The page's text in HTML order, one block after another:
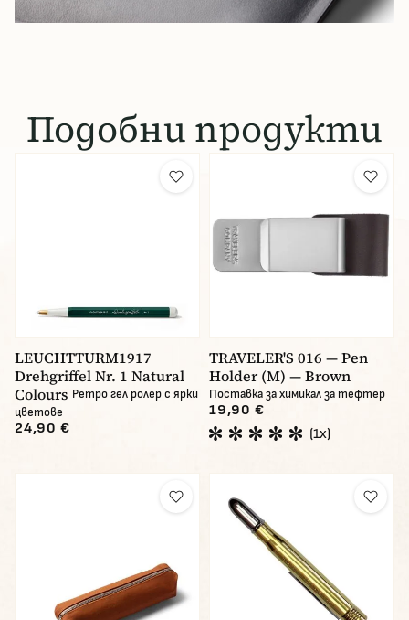
Подобни продукти
LEUCHTTURM1917
Drehgriffel Nr. 1 Natural
Colours Ретро гел ролер с ярки
цветове
24,90 €
TRAVELER'S 016 — Pen
Holder (M) — Brown
Поставка за химикал за тефтер
19,90 €
(1x)